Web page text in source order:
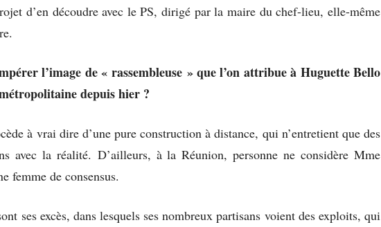
d’en découdre avec le PS, dirigé par la maire du chef-lieu, elle-même
l’image de « rassembleuse » que l’on attribue à Huguette Bello
métropolitaine depuis hier ?
à vrai dire d’une pure construction à distance, qui n’entretient que des
avec la réalité. D’ailleurs, à la Réunion, personne ne considère Mme
femme de consensus.
ses excès, dans lesquels ses nombreux partisans voient des exploits, qui